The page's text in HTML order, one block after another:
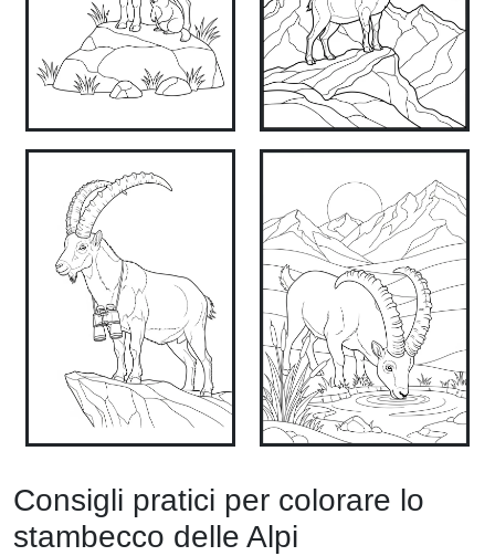
Consigli pratici per colorare lo
stambecco delle Alpi